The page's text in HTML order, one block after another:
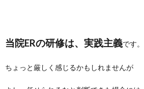
当院ERの研修は、実践主義です。
ちょっと厳しく感じるかもしれませんが